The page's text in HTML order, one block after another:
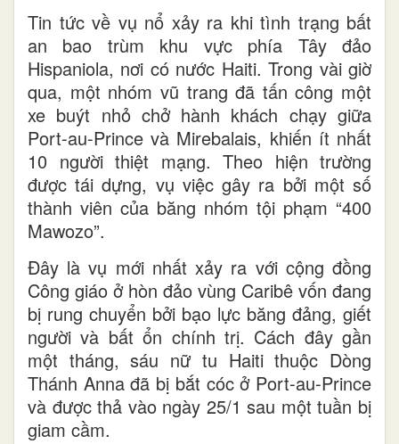
Tin tức về vụ nổ xảy ra khi tình trạng bất
an bao trùm khu vực phía Tây đảo
Hispaniola, nơi có nước Haiti. Trong vài giờ
qua, một nhóm vũ trang đã tấn công một
xe buýt nhỏ chở hành khách chạy giữa
Port-au-Prince và Mirebalais, khiến ít nhất
10 người thiệt mạng. Theo hiện trường
được tái dựng, vụ việc gây ra bởi một số
thành viên của băng nhóm tội phạm “400
Mawozo”.
Đây là vụ mới nhất xảy ra với cộng đồng
Công giáo ở hòn đảo vùng Caribê vốn đang
bị rung chuyển bởi bạo lực băng đảng, giết
người và bất ổn chính trị. Cách đây gần
một tháng, sáu nữ tu Haiti thuộc Dòng
Thánh Anna đã bị bắt cóc ở Port-au-Prince
và được thả vào ngày 25/1 sau một tuần bị
giam cầm.